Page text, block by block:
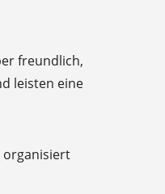
freundlich,
leisten eine
organisiert